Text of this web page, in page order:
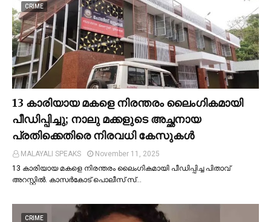
CRIME
13 കാരിയായ മകളെ നിരന്തരം ലൈംഗികമായി
പീഡിപ്പിച്ചു; നാലു മക്കളുടെ അച്ഛനായ
പ്രതിക്കെതിരെ നിരവധി കേസുകള്‍
MALAYALI SPEAKS
November 11, 2025
13 കാരിയായ മകളെ നിരന്തരം ലൈംഗികമായി പീഡിപ്പിച്ച പിതാവ്
അറസ്റ്റില്‍. കാസർകോട് പൊലീസ് സ്…
CRIME